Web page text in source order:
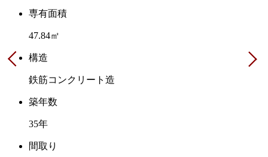
専有面積
47.84㎡
構造
鉄筋コンクリート造
築年数
35年
間取り